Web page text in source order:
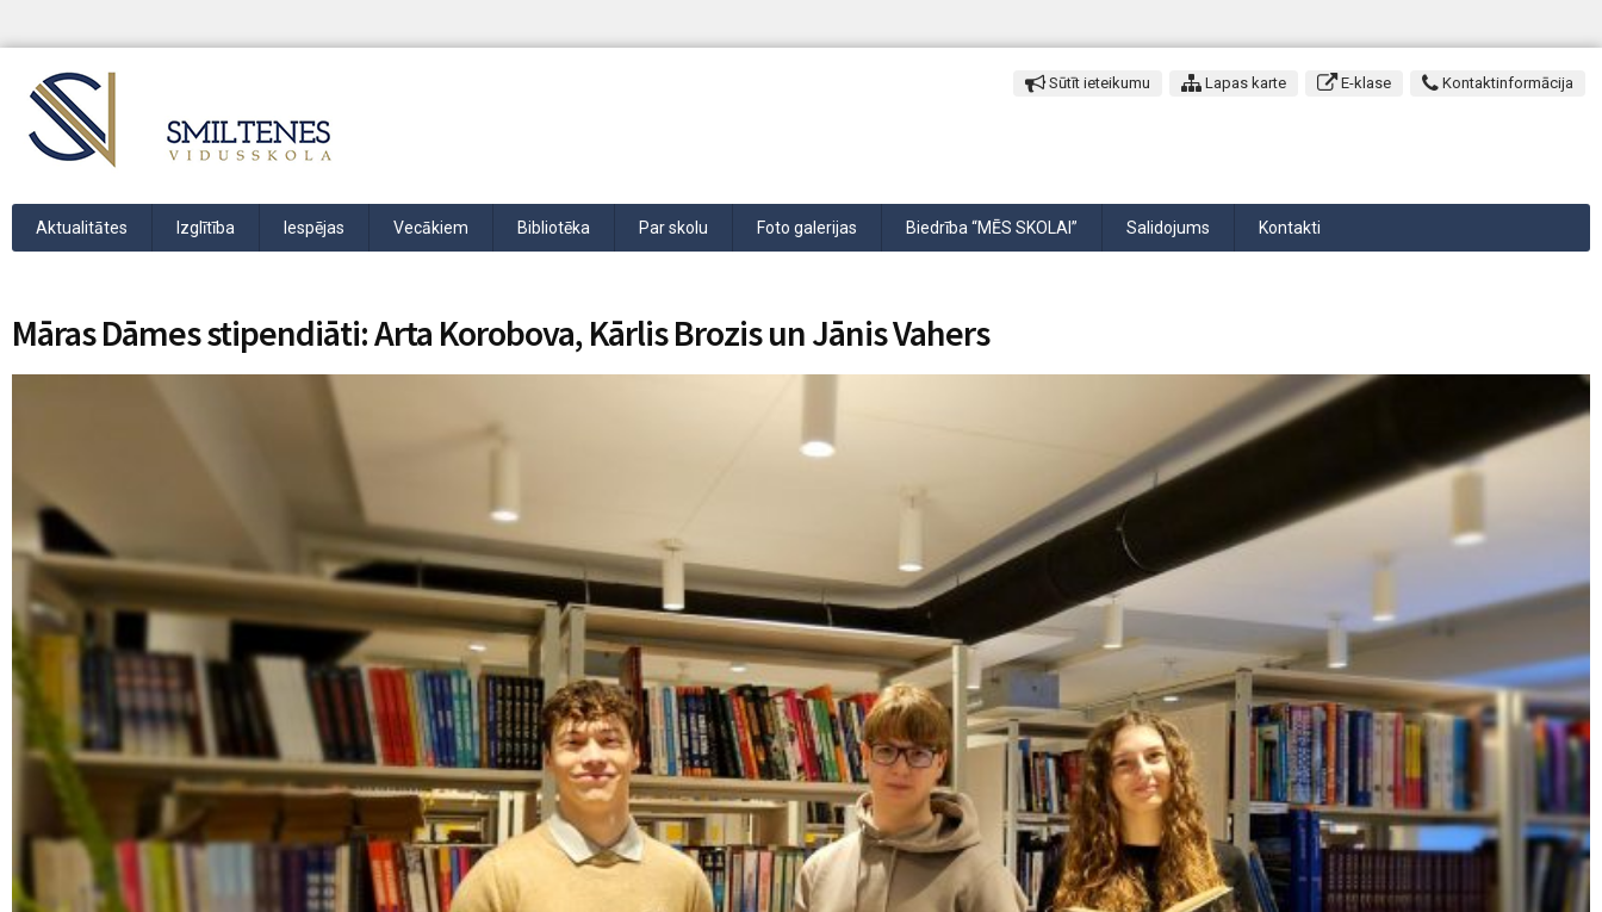
Sūtīt ieteikumu Lapas karte E-klase Kontaktinformācija
Aktualitātes Izglītība Iespējas Vecākiem Bibliotēka Par skolu Foto galerijas Biedrība “MĒS SKOLAI” Salidojums Kontakti
Māras Dāmes stipendiāti: Arta Korobova, Kārlis Brozis un Jānis Vahers